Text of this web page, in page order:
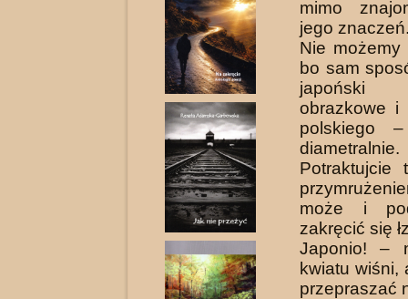
mimo
jego
Nie możemy
bo sam
obrazkowe i
polskiego
diametralnie.
Potraktujcie
może i
zakręcić się
Japonio! –
kwiatu wiśni,
przepraszać